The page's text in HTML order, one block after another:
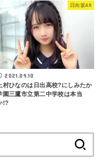
日向坂46
2021.09.10
村ひなのは日出高校?にしみたか
園三鷹市立第二中学校は本当
!?